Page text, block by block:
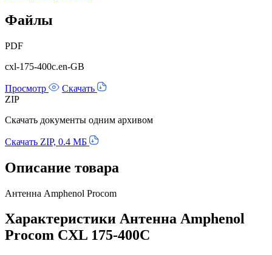
Файлы
PDF
cxl-175-400c.en-GB
Просмотр
Скачать
ZIP
Скачать документы одним архивом
Скачать ZIP, 0.4 МБ
Описание товара
Антенна Amphenol Procom
Характеристики Антенна Amphenol
Procom CXL 175-400C